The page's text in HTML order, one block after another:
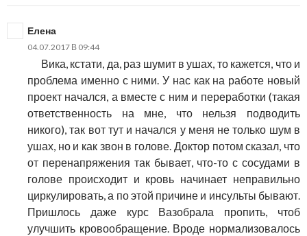
Елена
04.07.2017 В 09:44
Вика, кстати, да, раз шумит в ушах, то кажется, что и
проблема именно с ними. У нас как на работе новый
проект начался, а вместе с ним и переработки (такая
ответственность на мне, что нельзя подводить
никого), так вот тут и начался у меня не только шум в
ушах, но и как звон в голове. Доктор потом сказал, что
от перенапряжения так бывает, что-то с сосудами в
голове происходит и кровь начинает неправильно
циркулировать, а по этой причине и инсульты бывают.
Пришлось даже курс Вазобрала пропить, чтоб
улучшить кровообращение. Вроде нормализовалось